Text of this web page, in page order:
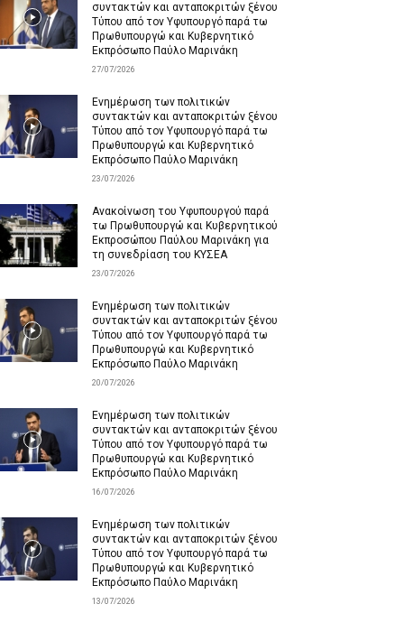
συντακτών και ανταποκριτών ξένου
Τύπου από τον Υφυπουργό παρά τω
Πρωθυπουργώ και Κυβερνητικό
Εκπρόσωπο Παύλο Μαρινάκη
27/07/2026
Ενημέρωση των πολιτικών
συντακτών και ανταποκριτών ξένου
Τύπου από τον Υφυπουργό παρά τω
Πρωθυπουργώ και Κυβερνητικό
Εκπρόσωπο Παύλο Μαρινάκη
23/07/2026
Ανακοίνωση του Υφυπουργού παρά
τω Πρωθυπουργώ και Κυβερνητικού
Εκπροσώπου Παύλου Μαρινάκη για
τη συνεδρίαση του ΚΥΣΕΑ
23/07/2026
Ενημέρωση των πολιτικών
συντακτών και ανταποκριτών ξένου
Τύπου από τον Υφυπουργό παρά τω
Πρωθυπουργώ και Κυβερνητικό
Εκπρόσωπο Παύλο Μαρινάκη
20/07/2026
Ενημέρωση των πολιτικών
συντακτών και ανταποκριτών ξένου
Τύπου από τον Υφυπουργό παρά τω
Πρωθυπουργώ και Κυβερνητικό
Εκπρόσωπο Παύλο Μαρινάκη
16/07/2026
Ενημέρωση των πολιτικών
συντακτών και ανταποκριτών ξένου
Τύπου από τον Υφυπουργό παρά τω
Πρωθυπουργώ και Κυβερνητικό
Εκπρόσωπο Παύλο Μαρινάκη
13/07/2026